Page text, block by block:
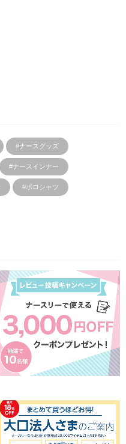
#ナースグッズ
#ナースインナー
#ポロシャツ